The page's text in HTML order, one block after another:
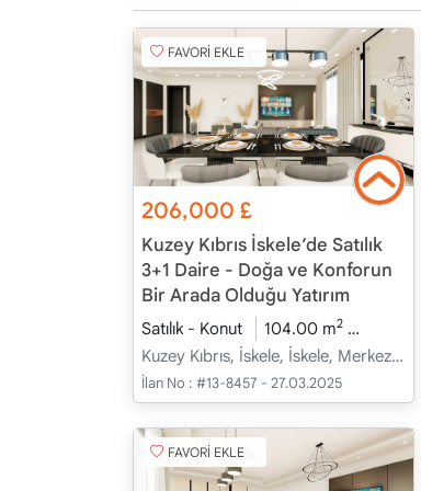
FAVORİ EKLE
206,000£
Kuzey Kıbrıs İskele’de Satılık
3+1 Daire - Doğa ve Konforun
Bir Arada Olduğu Yatırım
Satılık - Konut 104.00 m2
Kuzey Kıbrıs, İskele, İskele, Merkez - Merkez
İlan No : #13-8457 - 27.03.2025
FAVORİ EKLE